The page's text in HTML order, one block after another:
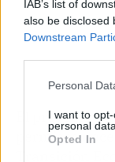
IAB’s list of
also be disclosed
Downstream
Personal
I want to
personal data.
Opted In
El proyecto
permisos